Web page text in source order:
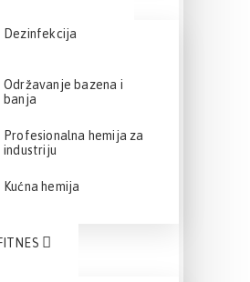
Dezinfekcija
Održavanje bazena i
banja
Profesionalna hemija za
industriju
Kućna hemija